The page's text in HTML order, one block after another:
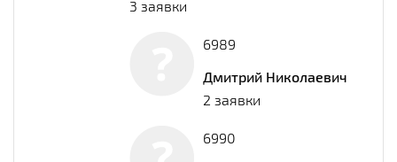
3 заявки
6989
Дмитрий Николаевич
2 заявки
6990